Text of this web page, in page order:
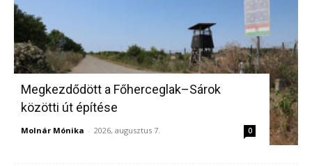
Megkezdődött a Főherceglak–Sárok
közötti út építése
Molnár Mónika - 2026, augusztus 7. 0